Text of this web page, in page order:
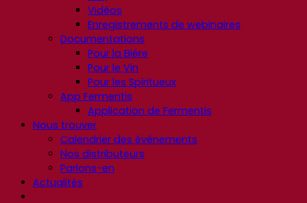
Vidéos
Enregistrements de webinaires
Documentations
Pour la Bière
Pour le Vin
Pour les Spiritueux
App Fermentis
Application de Fermentis
Nous trouver
Calendrier des événements
Nos distributeurs
Parlons-en
Actualités